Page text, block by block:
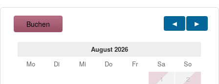
Buchen
August 2026
Mo
Di Mi Do Fr Sa
So
1
2